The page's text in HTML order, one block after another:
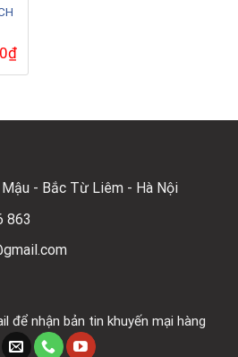
₫Giá
hiện
tại
- Bắc Từ Liêm - Hà Nội
863
để nhận bản tin khuyến mại hàng